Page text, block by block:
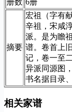
摘要
宏祖（字有
辛祖，宋咸
派。是为瞻
谱。卷首上
记，卷一至
异派同源图
书名据目录
相关家谱